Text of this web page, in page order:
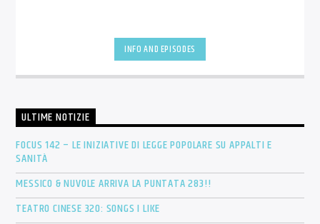
INFO AND EPISODES
ULTIME NOTIZIE
FOCUS 142 – LE INIZIATIVE DI LEGGE POPOLARE SU APPALTI E
SANITÀ
MESSICO & NUVOLE ARRIVA LA PUNTATA 283!!
TEATRO CINESE 320: SONGS I LIKE